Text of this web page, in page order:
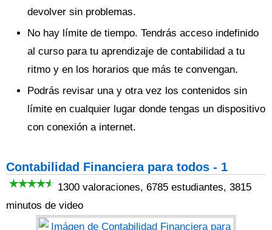
devolver sin problemas.
No hay límite de tiempo. Tendrás acceso indefinido
al curso para tu aprendizaje de contabilidad a tu
ritmo y en los horarios que más te convengan.
Podrás revisar una y otra vez los contenidos sin
límite en cualquier lugar donde tengas un dispositivo
con conexión a internet.
Contabilidad Financiera para todos - 1
1300 valoraciones, 6785 estudiantes, 3815
minutos de video